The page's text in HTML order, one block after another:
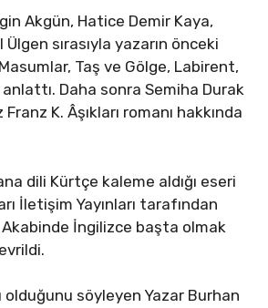
Akgün, Hatice Demir Kaya,
sırasıyla yazarın önceki
Taş ve Gölge, Labirent,
Daha sonra Semiha Durak
K. Âşıkları romanı hakkında
dili Kürtçe kaleme aldığı eseri
İletişim Yayınları tarafından
Akabinde İngilizce başta olmak
söyleyen Yazar Burhan